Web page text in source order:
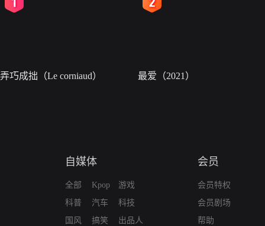
弄巧成拙（Le corniaud） 最爱（2021）
自媒体
全部
科普
国风
Kpop
汽车
搞笑
游戏
科技
出品人
会员
会员特权
会员剧场
帮助